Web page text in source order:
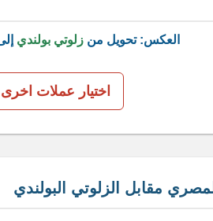
العكس: تحويل منزلوتي بولندي
اختيار عملات اخرى
مقابل الزلوتي البولندي